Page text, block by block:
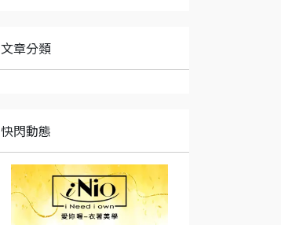
文章分類
快閃動態